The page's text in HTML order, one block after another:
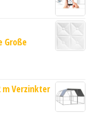
Große
m Verzinkter